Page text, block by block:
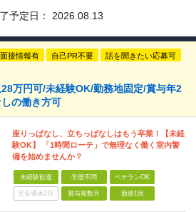
予定日： 2026.08.13
面接情報有 自己PR不要 話を聞きたい応募可
万円可/未経験OK/勤務地固定/賞与年2
の働き方可
座りっぱなし、立ちっぱなしはもう卒業！【未経
験OK】 「1時間ローテ」で無理なく働く室内警
備を始めませんか？
未経験歓迎 学歴不問 ベテランOK
完全週休2日 賞与複数月 面接1回